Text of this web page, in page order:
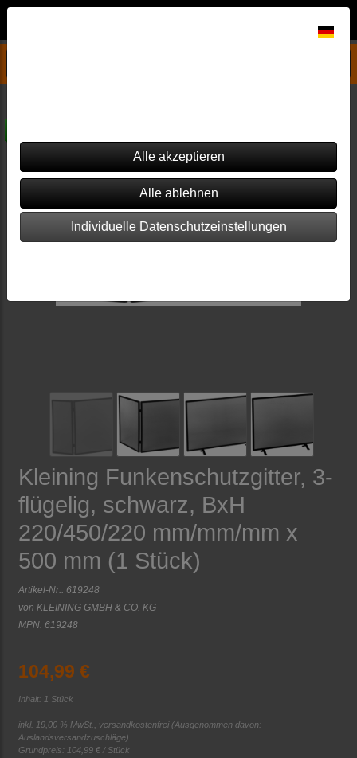
Ofen Zubehör
Kleining Funkenschutzgitter, 3-
flügelig, schwarz, BxH
220/450/220 mm/mm/mm x
500 mm (1 Stück)
Artikel-Nr.: 619248
von KLEINING GMBH & CO. KG
MPN: 619248
104,99 €
Inhalt: 1 Stück
inkl. 19,00 % MwSt., versandkostenfrei(Ausgenommen davon:
Auslandsversandzuschläge)
Grundpreis: 104,99 € / Stück
Individuelle Datenschutzeinstellungen